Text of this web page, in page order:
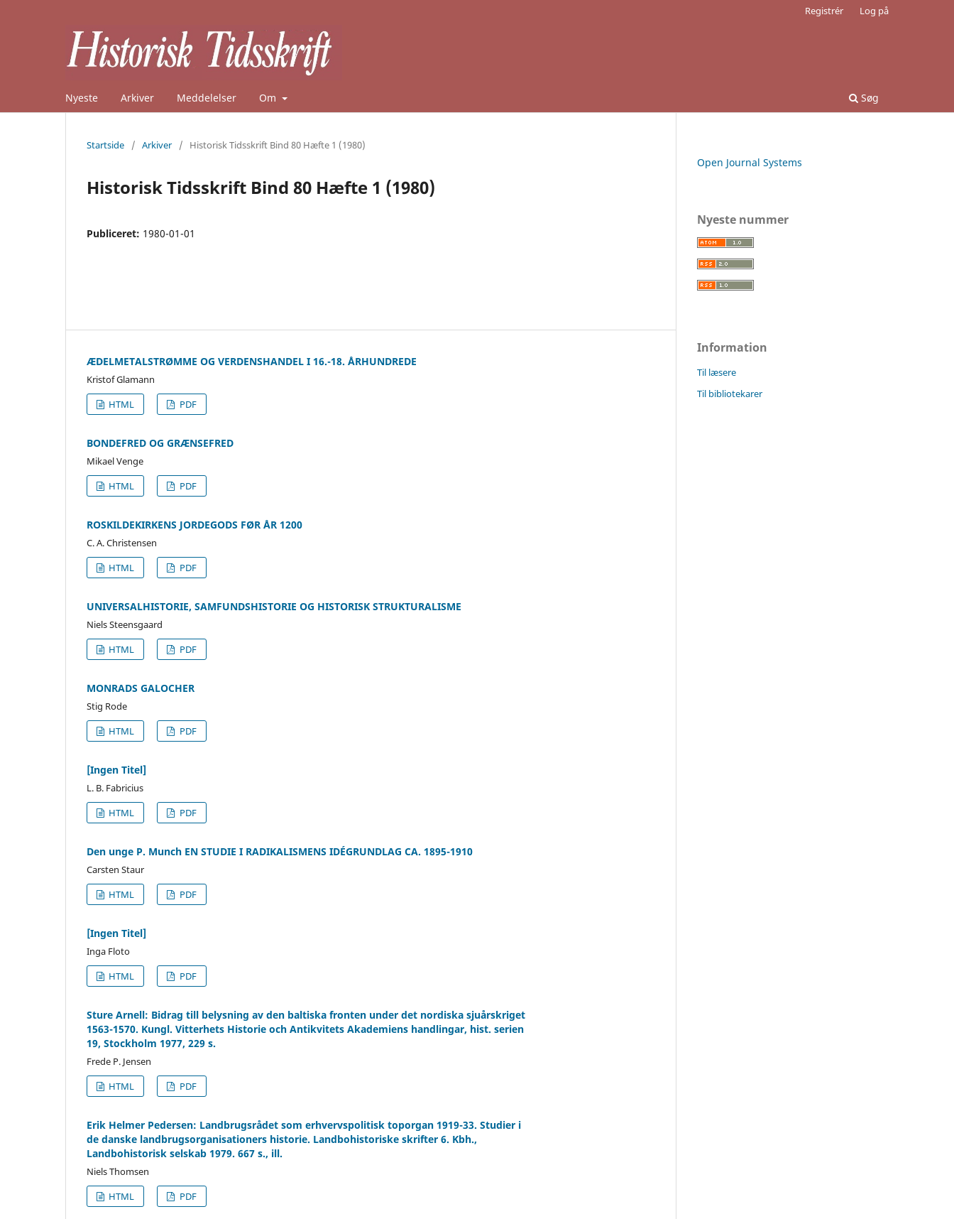
Nyeste Arkiver Meddelelser Om Søg
Registrér Log på
Startside / Arkiver / Historisk Tidsskrift Bind 80 Hæfte 1 (1980)
Historisk Tidsskrift Bind 80 Hæfte 1 (1980)
Publiceret: 1980-01-01
ÆDELMETALSTRØMME OG VERDENSHANDEL I 16.-18. ÅRHUNDREDE
Kristof Glamann
HTML
PDF
BONDEFRED OG GRÆNSEFRED
Mikael Venge
HTML
PDF
ROSKILDEKIRKENS JORDEGODS FØR ÅR 1200
C. A. Christensen
HTML
PDF
UNIVERSALHISTORIE, SAMFUNDSHISTORIE OG HISTORISK STRUKTURALISME
Niels Steensgaard
HTML
PDF
MONRADS GALOCHER
Stig Rode
HTML
PDF
[Ingen Titel]
L. B. Fabricius
HTML
PDF
Den unge P. Munch EN STUDIE I RADIKALISMENS IDÉGRUNDLAG CA. 1895-1910
Carsten Staur
HTML
PDF
[Ingen Titel]
Inga Floto
HTML
PDF
Sture Arnell: Bidrag till belysning av den baltiska fronten under det nordiska sjuårskriget
1563-1570. Kungl. Vitterhets Historie och Antikvitets Akademiens handlingar, hist. serien
19, Stockholm 1977, 229 s.
Frede P. Jensen
HTML
PDF
Erik Helmer Pedersen: Landbrugsrådet som erhvervspolitisk toporgan 1919-33. Studier i
de danske landbrugsorganisationers historie. Landbohistoriske skrifter 6. Kbh.,
Landbohistorisk selskab 1979. 667 s., ill.
Niels Thomsen
HTML
PDF
Open Journal Systems
Nyeste nummer
Information
Til læsere
Til bibliotekarer